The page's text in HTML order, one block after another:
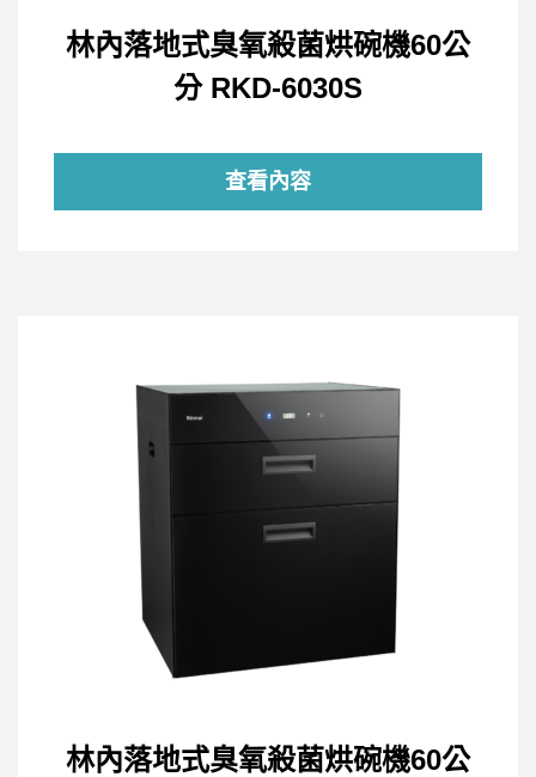
林內落地式臭氧殺菌烘碗機60公
分 RKD-6030S
查看內容
林內落地式臭氧殺菌烘碗機60公